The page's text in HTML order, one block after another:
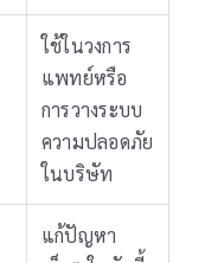
ใช้ในวงการ
แพทย์หรือ
การวางระบบ
ความปลอดภัย
ในบริษัท
แก้ปัญหา